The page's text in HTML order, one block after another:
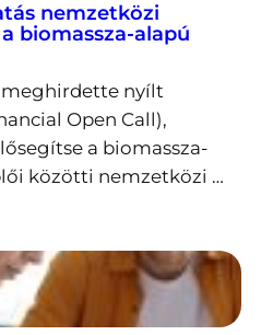
nemzetközi
biomassza-alapú
meghirdette nyílt
Open Call),
a biomassza-
közötti nemzetközi …